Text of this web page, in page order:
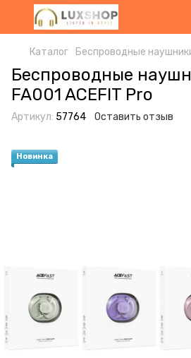
Каталог Беспроводные
Беспроводные
FA001 ACEFIT Pro
Артикул: 57764 Оставить отзыв
Новинка